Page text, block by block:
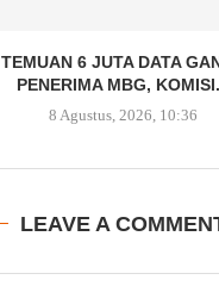
TEMUAN 6 JUTA DATA
PENERIMA MBG,
8 Agustus, 2026, 10:36
LEAVE A